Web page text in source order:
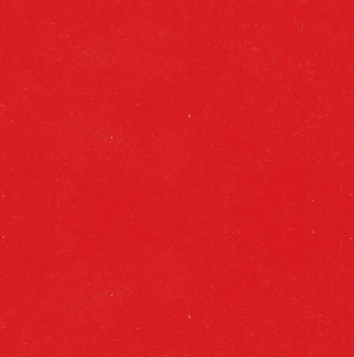
Maridaje: Aperitivos fríos, ensaladas,
pescados y carnes blancas.
Agua. Malta de cebada. Maíz. Lúpulo.
FICHA TÉCNICA
FORMATOS